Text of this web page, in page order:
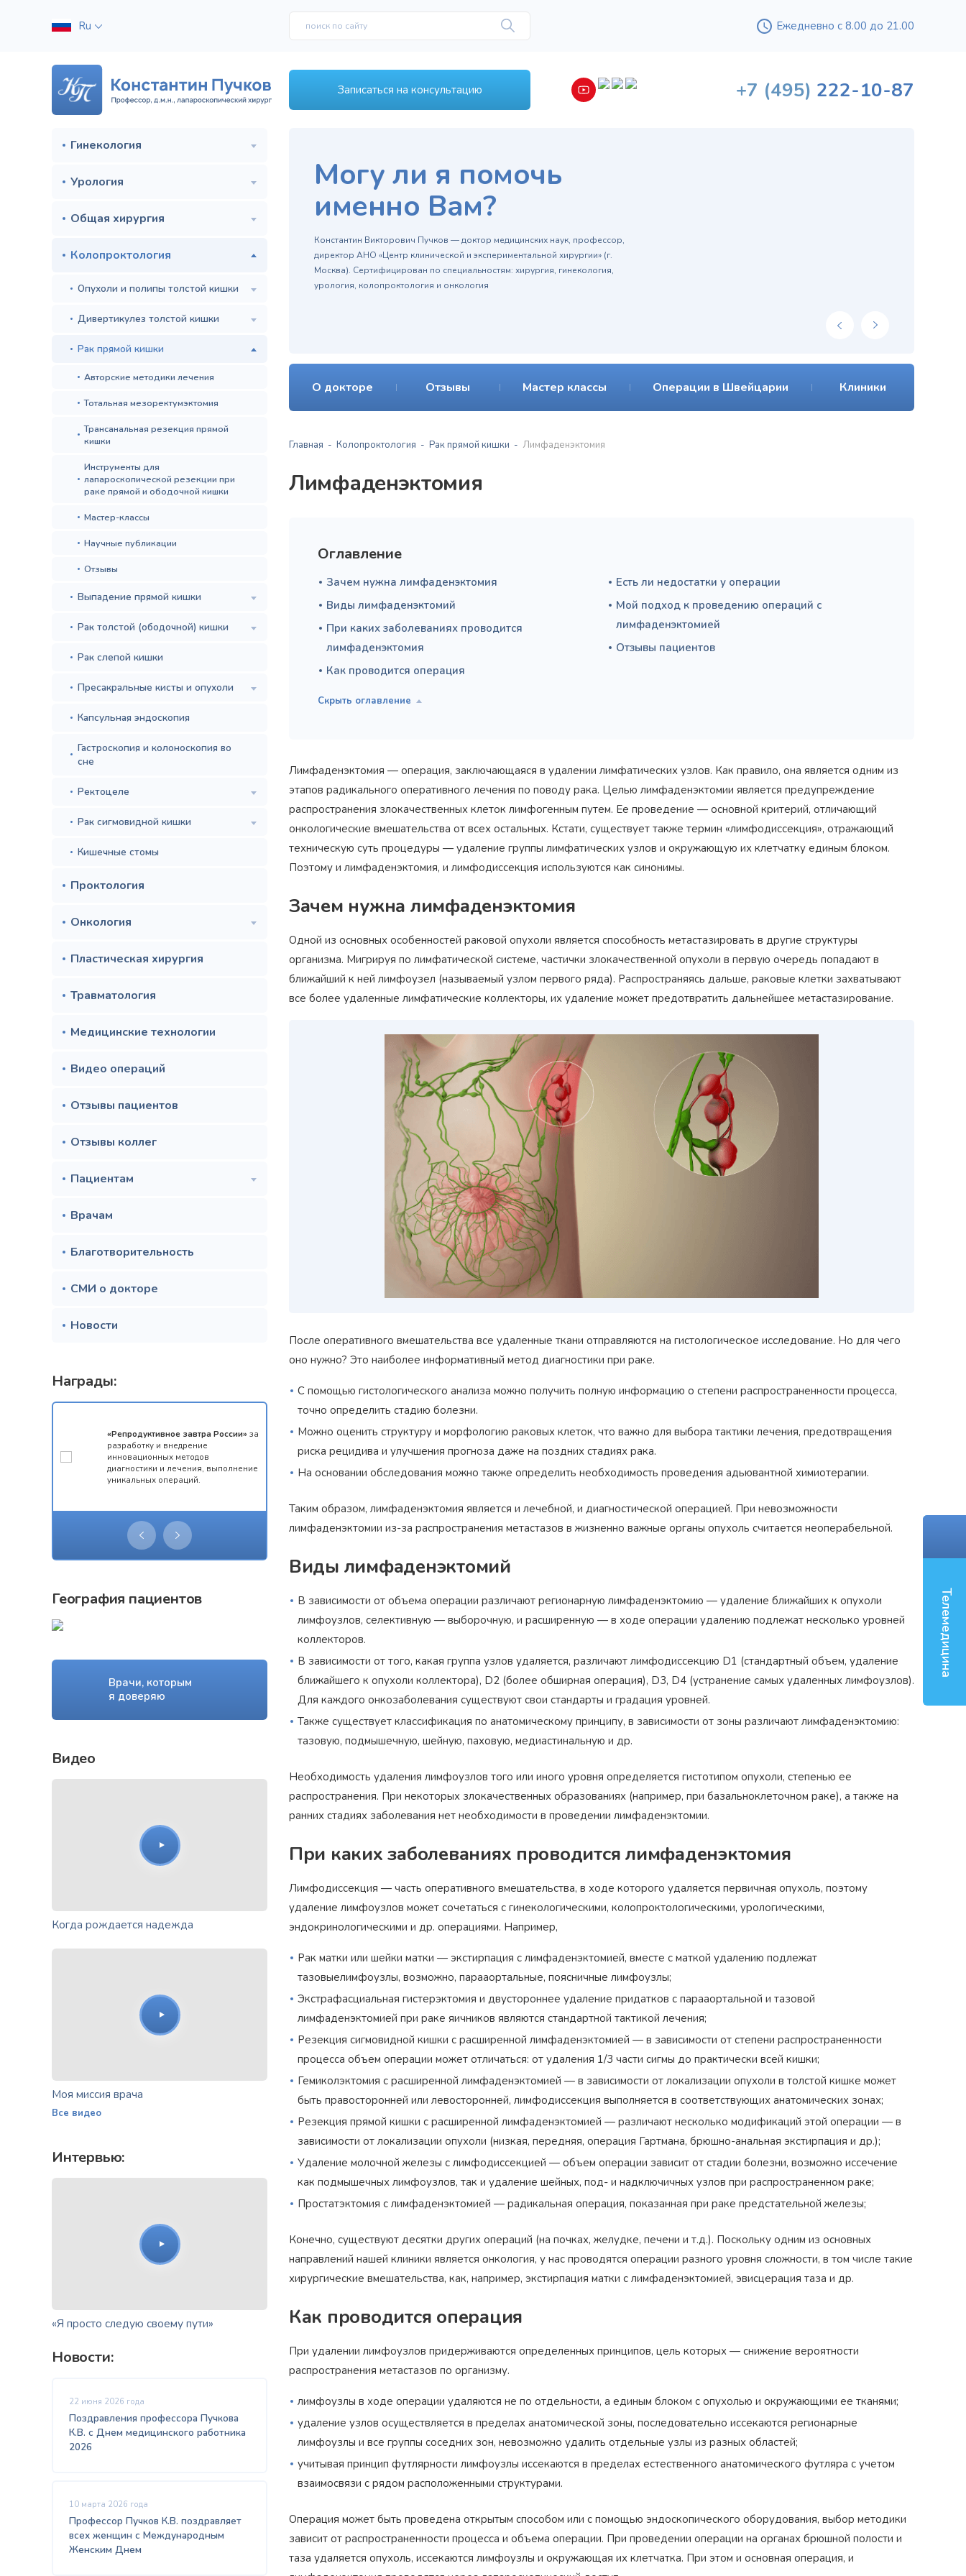
Ru Ежедневно с 8.00 до 21.00
Записаться на консультацию +7 (495) 222-10-87
Гинекология
Урология
Общая хирургия
Колопроктология
Опухоли и полипы толстой кишки
Дивертикулез толстой кишки
Рак прямой кишки
Авторские методики лечения
Тотальная мезоректумэктомия
Трансанальная резекция прямой
кишки
Инструменты для
лапароскопической резекции при
раке прямой и ободочной кишки
Мастер-классы
Научные публикации
Отзывы
Выпадение прямой кишки
Рак толстой (ободочной) кишки
Рак слепой кишки
Пресакральные кисты и опухоли
Капсульная эндоскопия
Гастроскопия и колоноскопия во
сне
Ректоцеле
Рак сигмовидной кишки
Кишечные стомы
Проктология
Онкология
Пластическая хирургия
Травматология
Медицинские технологии
Видео операций
Отзывы пациентов
Отзывы коллег
Пациентам
Врачам
Благотворительность
СМИ о докторе
Новости
Награды:
«Репродуктивное завтра России» за
разработку и внедрение
инновационных методов
диагностики и лечения, выполнение
уникальных операций.
России»за заслуги перед
Отечеством
Награжден почетным
знаком«Золотой лапароскоп»
России
Награжден почетным знаком
гинекологии и эндоскопии
География пациентов
Врачи, которым
я доверяю
Видео
Когда рождается надежда
Моя миссия врача
Все видео
Интервью:
«Я просто следую своему пути»
Новости:
22 июня 2026 года
Поздравления профессора Пучкова
К.В. с Днем медицинского работника
2026
10 марта 2026 года
Профессор Пучков К.В. поздравляет
всех женщин с Международным
Женским Днем
Могу ли я помочь
именно Вам?
Константин Викторович Пучков — доктор медицинских наук, профессор,
директор АНО «Центр клинической и экспериментальной хирургии» (г.
Москва). Сертифицирован по специальностям: хирургия, гинекология,
урология, колопроктология и онкология
О докторе Отзывы Мастер классы Операции в Швейцарии Клиники
Главная Колопроктология Рак прямой кишки Лимфаденэктомия
Лимфаденэктомия
Оглавление
Зачем нужна лимфаденэктомия
Виды лимфаденэктомий
При каких заболеваниях проводится
лимфаденэктомия
Как проводится операция
Есть ли недостатки у операции
Мой подход к проведению операций с
лимфаденэктомией
Отзывы пациентов
Лимфаденэктомия — операция, заключающаяся в удалении лимфатических узлов. Как правило, она является одним из
этапов радикального оперативного лечения по поводу рака. Целью лимфаденэктомии является предупреждение
распространения злокачественных клеток лимфогенным путем. Ее проведение — основной критерий, отличающий
онкологические вмешательства от всех остальных. Кстати, существует также термин «лимфодиссекция», отражающий
техническую суть процедуры — удаление группы лимфатических узлов и окружающую их клетчатку единым блоком.
Поэтому и лимфаденэктомия, и лимфодиссекция используются как синонимы.
Зачем нужна лимфаденэктомия
Одной из основных особенностей раковой опухоли является способность метастазировать в другие структуры
организма. Мигрируя по лимфатической системе, частички злокачественной опухоли в первую очередь попадают в
ближайший к ней лимфоузел (называемый узлом первого ряда). Распространяясь дальше, раковые клетки захватывают
все более удаленные лимфатические коллекторы, их удаление может предотвратить дальнейшее метастазирование.
После оперативного вмешательства все удаленные ткани отправляются на гистологическое исследование. Но для чего
оно нужно? Это наиболее информативный метод диагностики при раке.
С помощью гистологического анализа можно получить полную информацию о степени распространенности процесса,
точно определить стадию болезни.
Можно оценить структуру и морфологию раковых клеток, что важно для выбора тактики лечения, предотвращения
риска рецидива и улучшения прогноза даже на поздних стадиях рака.
На основании обследования можно также определить необходимость проведения адьювантной химиотерапии.
Таким образом, лимфаденэктомия является и лечебной, и диагностической операцией. При невозможности
лимфаденэктомии из-за распространения метастазов в жизненно важные органы опухоль считается неоперабельной.
Виды лимфаденэктомий
В зависимости от объема операции различают регионарную лимфаденэктомию — удаление ближайших к опухоли
лимфоузлов, селективную — выборочную, и расширенную — в ходе операции удалению подлежат несколько уровней
коллекторов.
В зависимости от того, какая группа узлов удаляется, различают лимфодиссекцию D1 (стандартный объем, удаление
ближайшего к опухоли коллектора), D2 (более обширная операция), D3, D4 (устранение самых удаленных лимфоузлов).
Для каждого онкозаболевания существуют свои стандарты и градация уровней.
Также существует классификация по анатомическому принципу, в зависимости от зоны различают лимфаденэктомию:
тазовую, подмышечную, шейную, паховую, медиастинальную и др.
Необходимость удаления лимфоузлов того или иного уровня определяется гистотипом опухоли, степенью ее
распространения. При некоторых злокачественных образованиях (например, при базальноклеточном раке), а также на
ранних стадиях заболевания нет необходимости в проведении лимфаденэктомии.
При каких заболеваниях проводится лимфаденэктомия
Лимфодиссекция — часть оперативного вмешательства, в ходе которого удаляется первичная опухоль, поэтому
удаление лимфоузлов может сочетаться с гинекологическими, колопроктологическими, урологическими,
эндокринологическими и др. операциями. Например,
Рак матки или шейки матки — экстирпация с лимфаденэктомией, вместе с маткой удалению подлежат
тазовыелимфоузлы, возможно, парааортальные, поясничные лимфоузлы;
Экстрафасциальная гистерэктомия и двустороннее удаление придатков с парааортальной и тазовой
лимфаденэктомией при раке яичников являются стандартной тактикой лечения;
Резекция сигмовидной кишки с расширенной лимфаденэктомией — в зависимости от степени распространенности
процесса объем операции может отличаться: от удаления 1/3 части сигмы до практически всей кишки;
Гемиколэктомия с расширенной лимфаденэктомией — в зависимости от локализации опухоли в толстой кишке может
быть правосторонней или левосторонней, лимфодиссекция выполняется в соответствующих анатомических зонах;
Резекция прямой кишки с расширенной лимфаденэктомией — различают несколько модификаций этой операции — в
зависимости от локализации опухоли (низкая, передняя, операция Гартмана, брюшно-анальная экстирпация и др.);
Удаление молочной железы с лимфодиссекцией — объем операции зависит от стадии болезни, возможно иссечение
как подмышечных лимфоузлов, так и удаление шейных, под- и надключичных узлов при распространенном раке;
Простатэктомия с лимфаденэктомией — радикальная операция, показанная при раке предстательной железы;
Конечно, существуют десятки других операций (на почках, желудке, печени и т.д.). Поскольку одним из основных
направлений нашей клиники является онкология, у нас проводятся операции разного уровня сложности, в том числе такие
хирургические вмешательства, как, например, экстирпация матки с лимфаденэктомией, эвисцерация таза и др.
Как проводится операция
При удалении лимфоузлов придерживаются определенных принципов, цель которых — снижение вероятности
распространения метастазов по организму.
лимфоузлы в ходе операции удаляются не по отдельности, а единым блоком с опухолью и окружающими ее тканями;
удаление узлов осуществляется в пределах анатомической зоны, последовательно иссекаются регионарные
лимфоузлы и все группы соседних зон, невозможно удалить отдельные узлы из разных областей;
учитывая принцип футлярности лимфоузлы иссекаются в пределах естественного анатомического футляра с учетом
взаимосвязи с рядом расположенными структурами.
Операция может быть проведена открытым способом или с помощью эндоскопического оборудования, выбор методики
зависит от распространенности процесса и объема операции. При проведении операции на органах брюшной полости и
таза удаляется опухоль, иссекаются лимфоузлы и окружающая их клетчатка. При этом и основная операция, и
Телемедицина